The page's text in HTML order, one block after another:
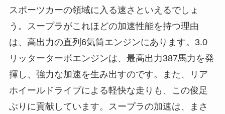
スポーツカーの領域に入る速さといえるでしょ
う。スープラがこれほどの加速性能を持つ理由
は、高出力の直列6気筒エンジンにあります。3.0
リッターターボエンジンは、最高出力387馬力を発
揮し、強力な加速を生み出すのです。また、リア
ホイールドライブによる軽快な走りも、この俊足
ぶりに貢献しています。スープラの加速は、まさ